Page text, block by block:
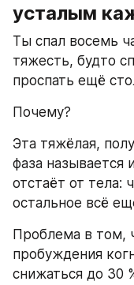
усталым
Ты спал восемь
тяжесть, будто
проспать ещё
Почему?
Эта тяжёлая,
фаза называется
отстаёт от тела:
остальное всё
Проблема в том,
пробуждения
снижаться до 30